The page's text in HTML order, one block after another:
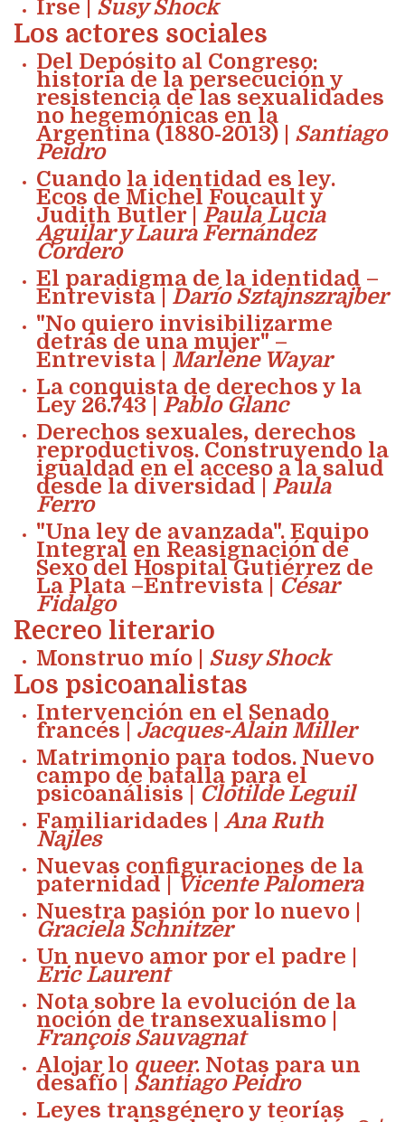
Irse | Susy Shock
Los actores sociales
Del Depósito al Congreso:
historia de la persecución y
resistencia de las sexualidades
no hegemónicas en la
Argentina (1880-2013) | Santiago
Peidro
Cuando la identidad es ley.
Ecos de Michel Foucault y
Judith Butler | Paula Lucía
Aguilar y Laura Fernández
Cordero
El paradigma de la identidad –
Entrevista | Darío Sztajnszrajber
"No quiero invisibilizarme
detrás de una mujer" –
Entrevista | Marlene Wayar
La conquista de derechos y la
Ley 26.743 | Pablo Glanc
Derechos sexuales, derechos
reproductivos. Construyendo la
igualdad en el acceso a la salud
desde la diversidad | Paula
Ferro
"Una ley de avanzada". Equipo
Integral en Reasignación de
Sexo del Hospital Gutiérrez de
La Plata –Entrevista | César
Fidalgo
Recreo literario
Monstruo mío | Susy Shock
Los psicoanalistas
Intervención en el Senado
francés | Jacques-Alain Miller
Matrimonio para todos. Nuevo
campo de batalla para el
psicoanálisis | Clotilde Leguil
Familiaridades |Ana Ruth
Najles
Nuevas configuraciones de la
paternidad |
Vicente Palomera
Nuestra pasión por lo nuevo |
Graciela Schnitzer
Un nuevo amor por el padre |
Eric Laurent
Nota sobre la evolución de la
noción de transexualismo |
François Sauvagnat
Alojar lo queer. Notas para un
desafío | Santiago Peidro
Leyes transgénero y teorías